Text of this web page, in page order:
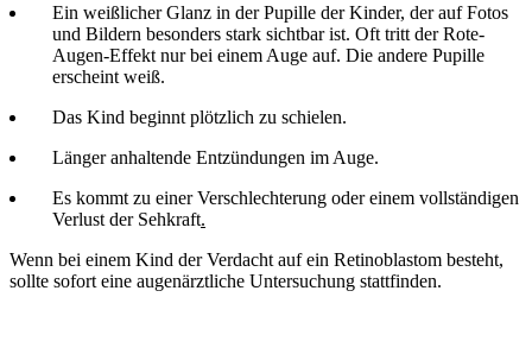
Ein weißlicher Glanz in der Pupille der Kinder, der auf Fotos
und Bildern besonders stark sichtbar ist. Oft tritt der Rote-
Augen-Effekt nur bei einem Auge auf. Die andere Pupille
erscheint weiß.
Das Kind beginnt plötzlich zu schielen.
Länger anhaltende Entzündungen im Auge.
Es kommt zu einer Verschlechterung oder einem vollständigen
Verlust der Sehkraft.
Wenn bei einem Kind der Verdacht auf ein Retinoblastom besteht,
sollte sofort eine augenärztliche Untersuchung stattfinden.